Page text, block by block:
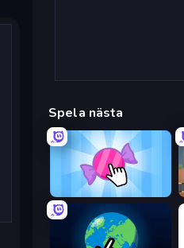
Spela nästa
Candy Clicker 2